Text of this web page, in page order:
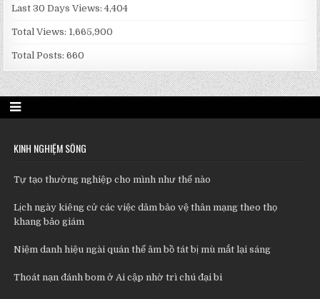
Last 30 Days Views:4,404
Total Views: 1,665,900
Total Posts:660
KINH NGHIỆM SỐNG
Tự tạo thường nghiệp cho mình như thế nào
Lịch ngày kiêng cử các việc dâm bảo vệ thân mạng theo thọ
khang bảo giám
Niệm danh hiệu ngài quán thế âm bồ tát bị mù mắt lại sáng
Thoát nạn đánh bom ở Ai cập nhờ trì chú đại bi